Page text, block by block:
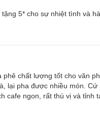
5* cho sự nhiệt tình và
phê chất lượng tốt cho văn
lại pha được nhiều món. Cứ
cafe ngon, rất thú vị và tỉnh